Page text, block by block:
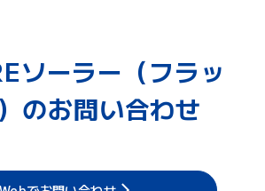
ソーラー（フラッ
のお問い合わせ